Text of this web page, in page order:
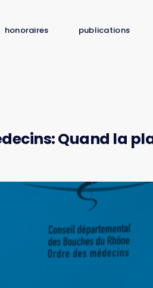
honoraires publications
Quand la